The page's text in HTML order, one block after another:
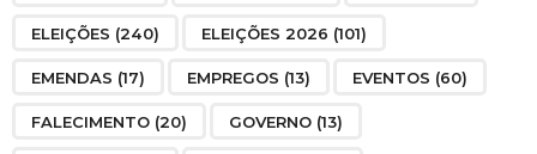
ELEIÇÕES (240) ELEIÇÕES 2026 (101)
EMENDAS (17) EMPREGOS (13) EVENTOS (60)
FALECIMENTO (20) GOVERNO (13)